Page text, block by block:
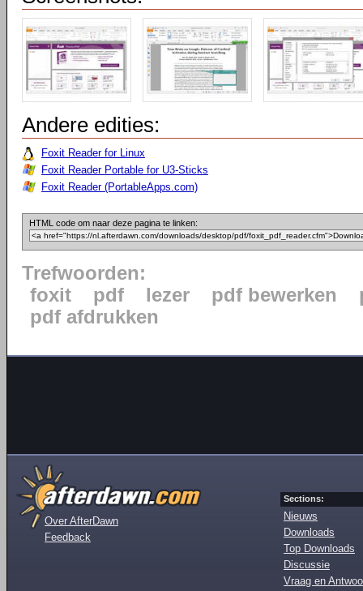
Andere edities:
Foxit Reader for Linux
Foxit Reader Portable for U3-Sticks
Foxit Reader (PortableApps.com)
HTML code om naar deze pagina te linken:
Trefwoorden:
foxit
pdf lezer pdf bewerken
pdf afdrukken
Over AfterDawn
Feedback
Sections:
Nieuws
Downloads
Top Downloads
Discussie
Vraag en